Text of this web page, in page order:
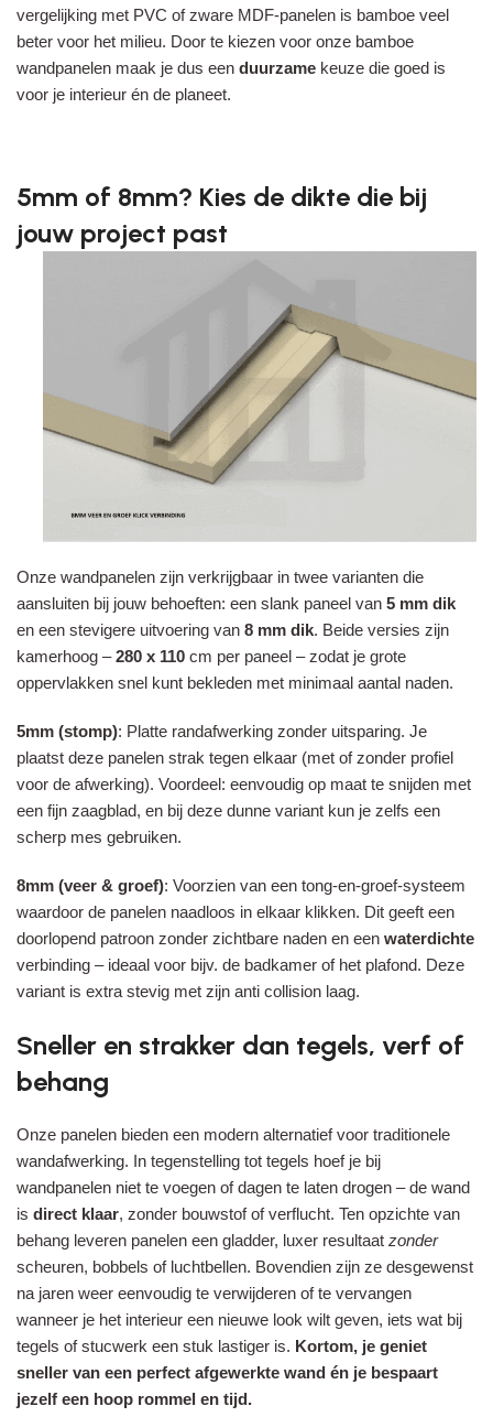
vergelijking met PVC of zware MDF-panelen is bamboe veel
beter voor het milieu. Door te kiezen voor onze bamboe
wandpanelen maak je dus een duurzame keuze die goed is
voor je interieur én de planeet.
5mm of 8mm? Kies de dikte die bij
jouw project past
Onze wandpanelen zijn verkrijgbaar in twee varianten die
aansluiten bij jouw behoeften: een slank paneel van 5 mm dik
en een stevigere uitvoering van 8 mm dik. Beide versies zijn
kamerhoog –280 x 110 cm per paneel – zodat je grote
oppervlakken snel kunt bekleden met minimaal aantal naden.
5mm (stomp): Platte randafwerking zonder uitsparing. Je
plaatst deze panelen strak tegen elkaar (met of zonder profiel
voor de afwerking). Voordeel: eenvoudig op maat te snijden met
een fijn zaagblad, en bij deze dunne variant kun je zelfs een
scherp mes gebruiken.
8mm (veer & groef): Voorzien van een tong-en-groef-systeem
waardoor de panelen naadloos in elkaar klikken. Dit geeft een
doorlopend patroon zonder zichtbare naden en een waterdichte
verbinding – ideaal voor bijv. de badkamer of het plafond. Deze
variant is extra stevig met zijn anti collision laag.
Sneller en strakker dan tegels, verf of
behang
Onze panelen bieden een modern alternatief voor traditionele
wandafwerking. In tegenstelling tot tegels hoef je bij
wandpanelen niet te voegen of dagen te laten drogen – de wand
is direct klaar, zonder bouwstof of verflucht. Ten opzichte van
behang leveren panelen een gladder, luxer resultaat zonder
scheuren, bobbels of luchtbellen. Bovendien zijn ze desgewenst
na jaren weer eenvoudig te verwijderen of te vervangen
wanneer je het interieur een nieuwe look wilt geven, iets wat bij
tegels of stucwerk een stuk lastiger is. Kortom, je geniet
sneller van een perfect afgewerkte wand én je bespaart
jezelf een hoop rommel en tijd.